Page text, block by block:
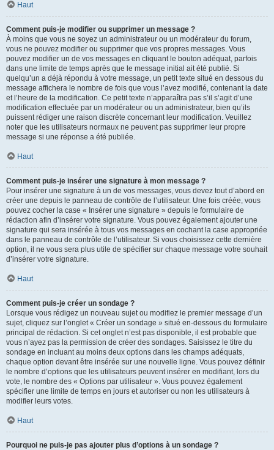
Haut
Comment puis-je modifier ou supprimer un message ?
À moins que vous ne soyez un administrateur ou un modérateur du forum,
vous ne pouvez modifier ou supprimer que vos propres messages. Vous
pouvez modifier un de vos messages en cliquant le bouton adéquat, parfois
dans une limite de temps après que le message initial ait été publié. Si
quelqu’un a déjà répondu à votre message, un petit texte situé en dessous du
message affichera le nombre de fois que vous l’avez modifié, contenant la date
et l’heure de la modification. Ce petit texte n’apparaîtra pas s’il s’agit d’une
modification effectuée par un modérateur ou un administrateur, bien qu’ils
puissent rédiger une raison discrète concernant leur modification. Veuillez
noter que les utilisateurs normaux ne peuvent pas supprimer leur propre
message si une réponse a été publiée.
Haut
Comment puis-je insérer une signature à mon message ?
Pour insérer une signature à un de vos messages, vous devez tout d’abord en
créer une depuis le panneau de contrôle de l’utilisateur. Une fois créée, vous
pouvez cocher la case « Insérer une signature » depuis le formulaire de
rédaction afin d’insérer votre signature. Vous pouvez également ajouter une
signature qui sera insérée à tous vos messages en cochant la case appropriée
dans le panneau de contrôle de l’utilisateur. Si vous choisissez cette dernière
option, il ne vous sera plus utile de spécifier sur chaque message votre souhait
d’insérer votre signature.
Haut
Comment puis-je créer un sondage ?
Lorsque vous rédigez un nouveau sujet ou modifiez le premier message d’un
sujet, cliquez sur l’onglet « Créer un sondage » situé en-dessous du formulaire
principal de rédaction. Si cet onglet n’est pas disponible, il est probable que
vous n’ayez pas la permission de créer des sondages. Saisissez le titre du
sondage en incluant au moins deux options dans les champs adéquats,
chaque option devant être insérée sur une nouvelle ligne. Vous pouvez définir
le nombre d’options que les utilisateurs peuvent insérer en modifiant, lors du
vote, le nombre des « Options par utilisateur ». Vous pouvez également
spécifier une limite de temps en jours et autoriser ou non les utilisateurs à
modifier leurs votes.
Haut
Pourquoi ne puis-je pas ajouter plus d’options à un sondage ?